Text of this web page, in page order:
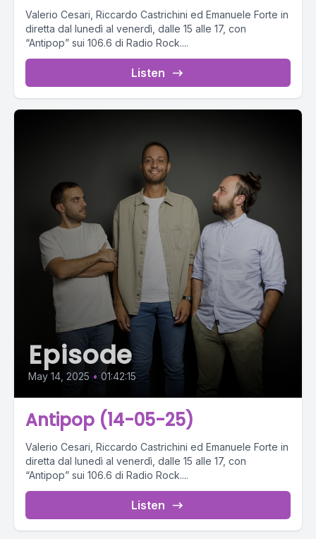
Valerio Cesari, Riccardo Castrichini ed Emanuele Forte in
diretta dal lunedì al venerdì, dalle 15 alle 17, con
“Antipop” sui 106.6 di Radio Rock....
Listen
Episode
May 14, 2025 • 01:42:15
Antipop (14-05-25)
Valerio Cesari, Riccardo Castrichini ed Emanuele Forte in
diretta dal lunedì al venerdì, dalle 15 alle 17, con
“Antipop” sui 106.6 di Radio Rock....
Listen